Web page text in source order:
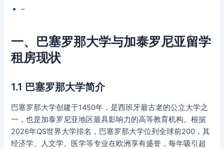
–
一、巴塞罗那大学与加泰罗尼亚留学
租房现状
1.1 巴塞罗那大学简介
巴塞罗那大学创建于1450年，是西班牙最古老的公立大学之
一，也是加泰罗尼亚地区最具影响力的高等教育机构。根据
2026年QS世界大学排名，巴塞罗那大学位列全球前200，其
经济学、人文学、医学等专业在欧洲享有盛誉，每年吸引超